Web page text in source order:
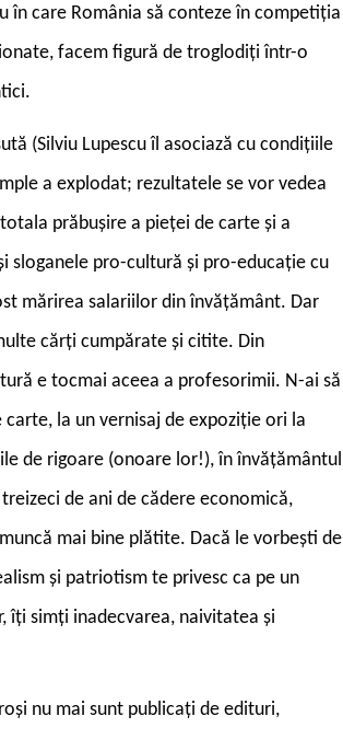
în care România să conteze în competiția
facem figură de troglodiți într-o
(Silviu Lupescu îl asociază cu condițiile
a explodat; rezultatele se vor vedea
prăbușire a pieței de carte și a
sloganele pro-cultură și pro-educație cu
mărirea salariilor din învățământ. Dar
cărți cumpărate și citite. Din
e tocmai aceea a profesorimii. N-ai să
la un vernisaj de expoziție ori la
de rigoare (onoare lor!), în învățământul
de ani de cădere economică,
mai bine plătite. Dacă le vorbești de
și patriotism te privesc ca pe un
îți simți inadecvarea, naivitatea și
nu mai sunt publicați de edituri,